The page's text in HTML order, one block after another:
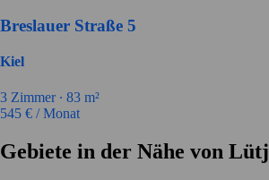
Breslauer Straße 5
Kiel
3 Zimmer ∙ 83 m²
545 € / Monat
Gebiete in der Nähe von